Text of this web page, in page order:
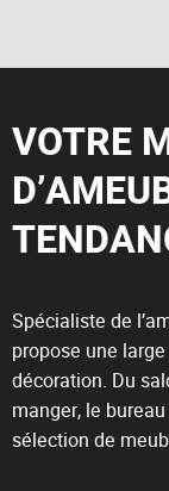
VOTRE
Spécialiste de
propose une
décoration. Du
manger, le
sélection de